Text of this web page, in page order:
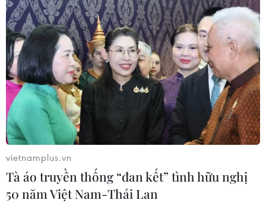
EU phát triển các dự án nghiên cứu huyết
tương cho điều trị COVID-19
14/01/2021 23:05
EU đang thúc đẩy các dự án thu thập huyết tương của
những người khỏi bệnh COVID-19, được sử dụng để
phục vụ cho công tác nghiên cứu nhằm nâng cao hiệu
quả điều trị cho các bệnh nhân.
vietnamplus.vn
Tà áo truyền thống “đan kết” tình hữu nghị
50 năm Việt Nam-Thái Lan